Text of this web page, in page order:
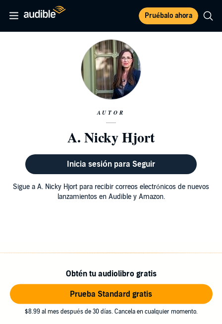
Pruébalo ahora
AUTOR
A. Nicky Hjort
Inicia sesión para Seguir
Sigue a A. Nicky Hjort para recibir correos electrónicos de nuevos
lanzamientos en Audible y Amazon.
Obtén tu audiolibro gratis
Prueba Standard gratis
$8.99 al mes después de 30 días. Cancela en cualquier momento.